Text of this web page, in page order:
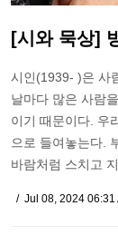
[시와 묵상]
시인(1939- )은 사
날마다 많은 사람
이기 때문이다. 우
으로 들여놓는다.
바람처럼 스치고
Jul 08, 2024 06:31